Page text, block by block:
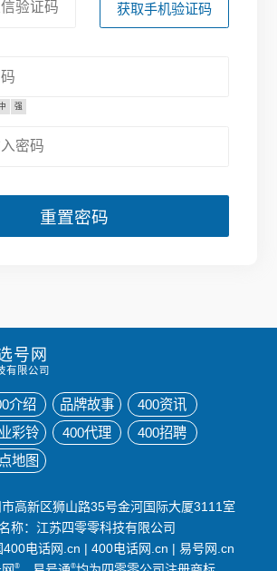
获取手机验证码
强
重置密码
号网
有限公司
介绍 品牌故事
400资讯
彩铃 400代理
400招聘
地图
高新区狮山路35号金河国际大厦3111室
称：江苏四零零科技有限公司
400电话网.cn | 400电话网.cn | 易号网.cn
® ®